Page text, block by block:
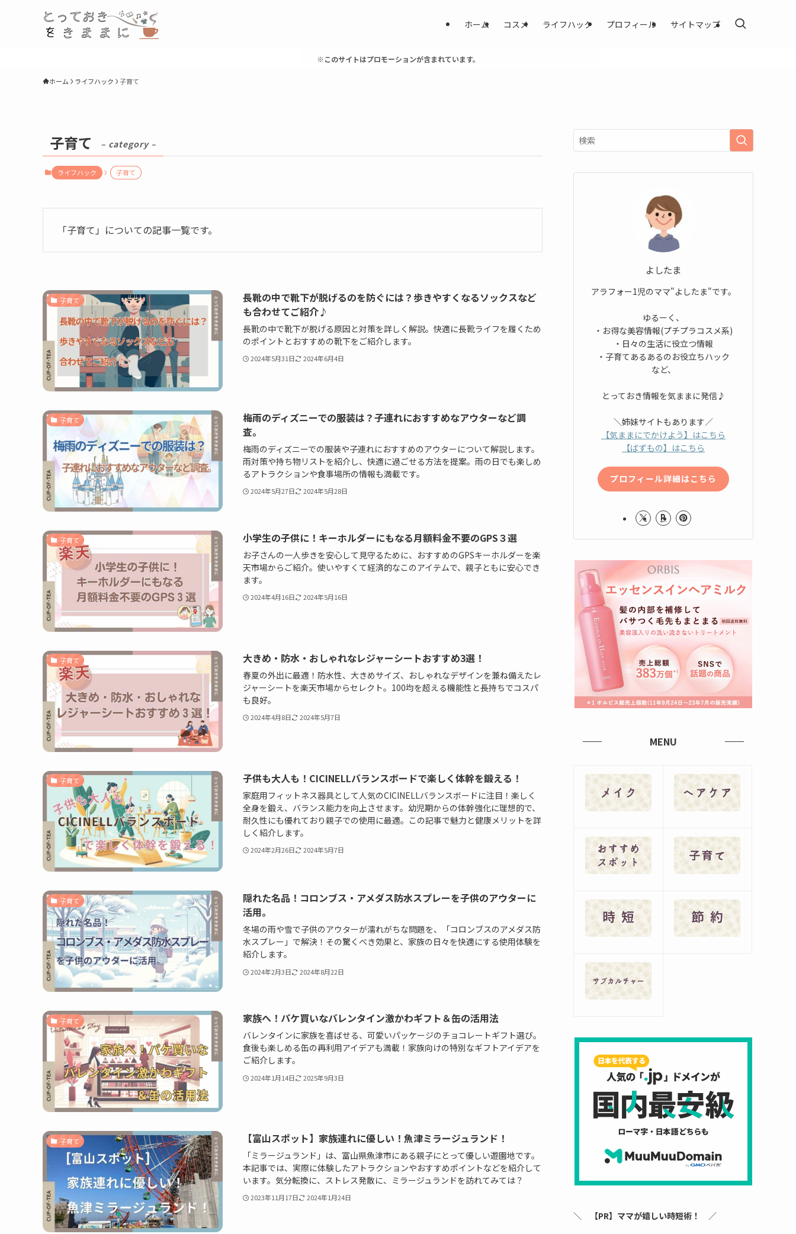
ホーム コスメ ライフハック プロフィール サイトマップ
※このサイトはプロモーションが含まれています。
ホーム ライフハック 子育て
子育て – category –
ライフハック 子育て
「子育て」についての記事一覧です。
子育て
長靴の中で靴下が脱げるのを防ぐには？歩きやすくなるソックスなど
も合わせてご紹介♪
長靴の中で靴下が脱げる原因と対策を詳しく解説。快適に長靴ライフを履くため
のポイントとおすすめの靴下をご紹介します。
2024年5月31日 2024年6月4日
子育て
梅雨のディズニーでの服装は？子連れにおすすめなアウターなど調
査。
梅雨のディズニーでの服装や子連れにおすすめのアウターについて解説します。
雨対策や持ち物リストを紹介し、快適に過ごせる方法を提案。雨の日でも楽しめ
るアトラクションや食事場所の情報も満載です。
2024年5月27日 2024年5月28日
子育て 小学生の子供に！キーホルダーにもなる月額料金不要のGPS３選
お子さんの一人歩きを安心して見守るために、おすすめのGPSキーホルダーを楽
天市場からご紹介。使いやすくて経済的なこのアイテムで、親子ともに安心でき
ます。
2024年4月16日 2024年5月16日
子育て 大きめ・防水・おしゃれなレジャーシートおすすめ3選！
春夏の外出に最適！防水性、大きめサイズ、おしゃれなデザインを兼ね備えたレ
ジャーシートを楽天市場からセレクト。100均を超える機能性と長持ちでコスパ
も良好。
2024年4月8日 2024年5月7日
子育て 子供も大人も！CICINELLバランスボードで楽しく体幹を鍛える！
家庭用フィットネス器具として人気のCICINELLバランスボードに注目！楽しく
全身を鍛え、バランス能力を向上させます。幼児期からの体幹強化に理想的で、
耐久性にも優れており親子での使用に最適。この記事で魅力と健康メリットを詳
しく紹介します。
2024年2月26日 2024年5月7日
子育て
隠れた名品！コロンブス・アメダス防水スプレーを子供のアウターに
活用。
冬場の雨や雪で子供のアウターが濡れがちな問題を、「コロンブスのアメダス防
水スプレー」で解決！その驚くべき効果と、家族の日々を快適にする使用体験を
紹介します。
2024年2月3日 2024年8月22日
子育て 家族へ！パケ買いなバレンタイン激かわギフト＆缶の活用法
バレンタインに家族を喜ばせる、可愛いパッケージのチョコレートギフト選び。
食後も楽しめる缶の再利用アイデアも満載！家族向けの特別なギフトアイデアを
ご紹介します。
2024年1月14日 2025年9月3日
子育て 【富山スポット】家族連れに優しい！魚津ミラージュランド！
「ミラージュランド」は、富山県魚津市にある親子にとって優しい遊園地です。
本記事では、実際に体験したアトラクションやおすすめポイントなどを紹介して
います。気分転換に、ストレス発散に、ミラージュランドを訪れてみては？
2023年11月17日 2024年1月24日
よしたま
アラフォー1児のママ"よしたま"です。
ゆるーく、
・お得な美容情報(プチプラコスメ系)
・日々の生活に役立つ情報
・子育てあるあるのお役立ちハック
など、
とっておき情報を気ままに発信♪
＼姉妹サイトもあります／
【気ままにでかけよう】はこちら
【ばずもの】はこちら
プロフィール詳細はこちら
MENU
＼ 【PR】ママが嬉しい時短術！ ／